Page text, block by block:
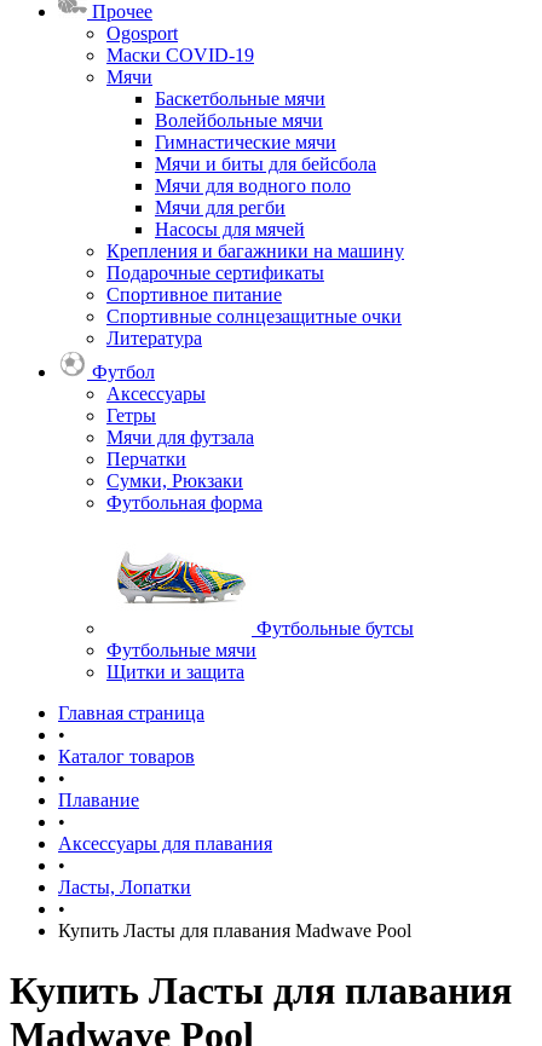
Прочее
Ogosport
Маски COVID-19
Мячи
Баскетбольные мячи
Волейбольные мячи
Гимнастические мячи
Мячи и биты для бейсбола
Мячи для водного поло
Мячи для регби
Насосы для мячей
Крепления и багажники на машину
Подарочные сертификаты
Спортивное питание
Спортивные солнцезащитные очки
Литература
Футбол
Аксессуары
Гетры
Мячи для футзала
Перчатки
Сумки, Рюкзаки
Футбольная форма
Футбольные бутсы
Футбольные мячи
Щитки и защита
Главная страница
•
Каталог товаров
•
Плавание
•
Аксессуары для плавания
•
Ласты, Лопатки
•
Купить Ласты для плавания Madwave Pool
Купить Ласты для плавания
Madwave Pool